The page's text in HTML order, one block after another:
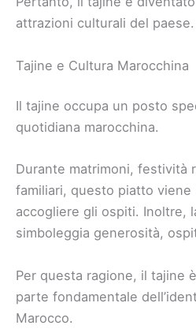
attrazioni culturali del paese.
Tajine e Cultura Marocchina
Il tajine occupa un posto
quotidiana marocchina.
Durante matrimoni, festività
familiari, questo piatto
accogliere gli ospiti. Inoltre,
simboleggia generosità,
Per questa ragione, il tajine
parte fondamentale
Marocco.